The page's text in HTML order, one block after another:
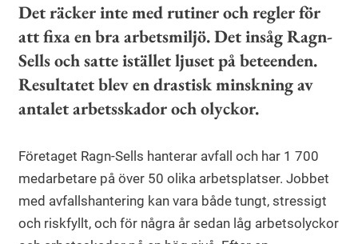
Det räcker inte med rutiner och regler för
att fixa en bra arbetsmiljö. Det insåg Ragn-
Sells och satte istället ljuset på beteenden.
Resultatet blev en drastisk minskning av
antalet arbetsskador och olyckor.
Företaget Ragn-Sells hanterar avfall och har 1 700
medarbetare på över 50 olika arbetsplatser. Jobbet
med avfallshantering kan vara både tungt, stressigt
och riskfyllt, och för några år sedan låg arbetsolyckor